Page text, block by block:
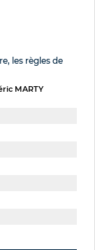
les règles de
MARTY